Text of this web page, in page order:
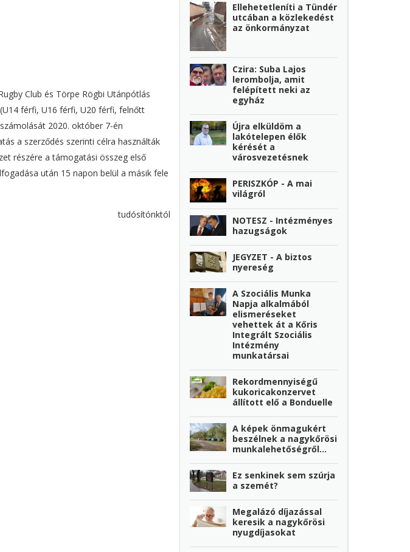
Club és Törpe Rögbi Utánpótlás
férfi, U16 férfi, U20 férfi, felnőtt
2020. október 7-én
a szerződés szerinti célra használták
részére a támogatási összeg első
után 15 napon belül a másik fele
tudósítónktól
Ellehetetleníti a Tündér
utcában a közlekedést
az önkormányzat
Czira: Suba Lajos
lerombolja, amit
felépített neki az
egyház
Újra elküldöm a
lakótelepen élők
kérését a
városvezetésnek
PERISZKÓP - A mai
világról
NOTESZ - Intézményes
hazugságok
JEGYZET - A biztos
nyereség
A Szociális Munka
Napja alkalmából
elismeréseket
vehettek át a Kőris
Integrált Szociális
Intézmény
munkatársai
Rekordmennyiségű
kukoricakonzervet
állított elő a Bonduelle
A képek önmagukért
beszélnek a nagykőrösi
munkalehetőségről…
Ez senkinek sem szúrja
a szemét?
Megalázó díjazással
keresik a nagykőrösi
nyugdíjasokat